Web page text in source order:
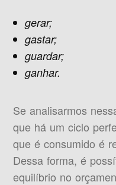
gerar;
gastar;
guardar;
ganhar.
Se analisarmos
que há um ciclo
que é consumido é
Dessa forma, é
equilíbrio no